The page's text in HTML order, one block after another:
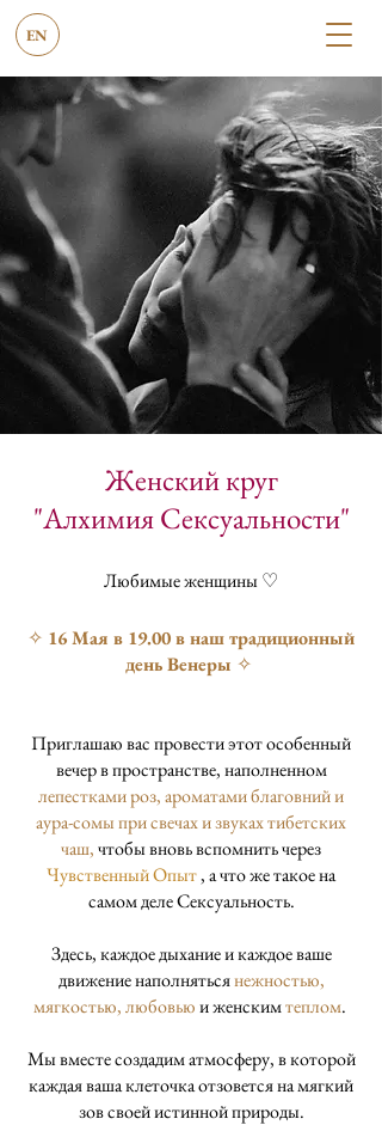
EN
Женский круг
"Алхимия Сексуальности"
Любимые женщины ♡
✧ 16 Мая в 19.00 в наш традиционный
день Венеры ✧
Приглашаю вас провести этот особенный
вечер в пространстве, наполненном
лепестками роз, ароматами благовний и
аура-сомы при свечах и звуках тибетских
чаш,чтобы вновь вспомнить через
Чувственный Опыт, а что же такое на
самом деле Сексуальность.
Здесь, каждое дыхание и каждое ваше
движение наполнятьсянежностью,
мягкостью, любовьюи женскимтеплом.
Мы вместе создадим атмосферу, в которой
каждая ваша клеточка отзовется на мягкий
зов своей истинной природы.